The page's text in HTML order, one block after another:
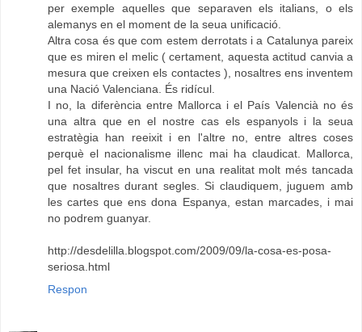
per exemple aquelles que separaven els italians, o els
alemanys en el moment de la seua unificació.
Altra cosa és que com estem derrotats i a Catalunya pareix
que es miren el melic ( certament, aquesta actitud canvia a
mesura que creixen els contactes ), nosaltres ens inventem
una Nació Valenciana. És ridícul.
I no, la diferència entre Mallorca i el País Valencià no és
una altra que en el nostre cas els espanyols i la seua
estratègia han reeixit i en l'altre no, entre altres coses
perquè el nacionalisme illenc mai ha claudicat. Mallorca,
pel fet insular, ha viscut en una realitat molt més tancada
que nosaltres durant segles. Si claudiquem, juguem amb
les cartes que ens dona Espanya, estan marcades, i mai
no podrem guanyar.
http://desdelilla.blogspot.com/2009/09/la-cosa-es-posa-
seriosa.html
Respon